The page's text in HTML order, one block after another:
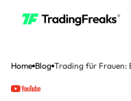
Home Blog Trading für Frauen: